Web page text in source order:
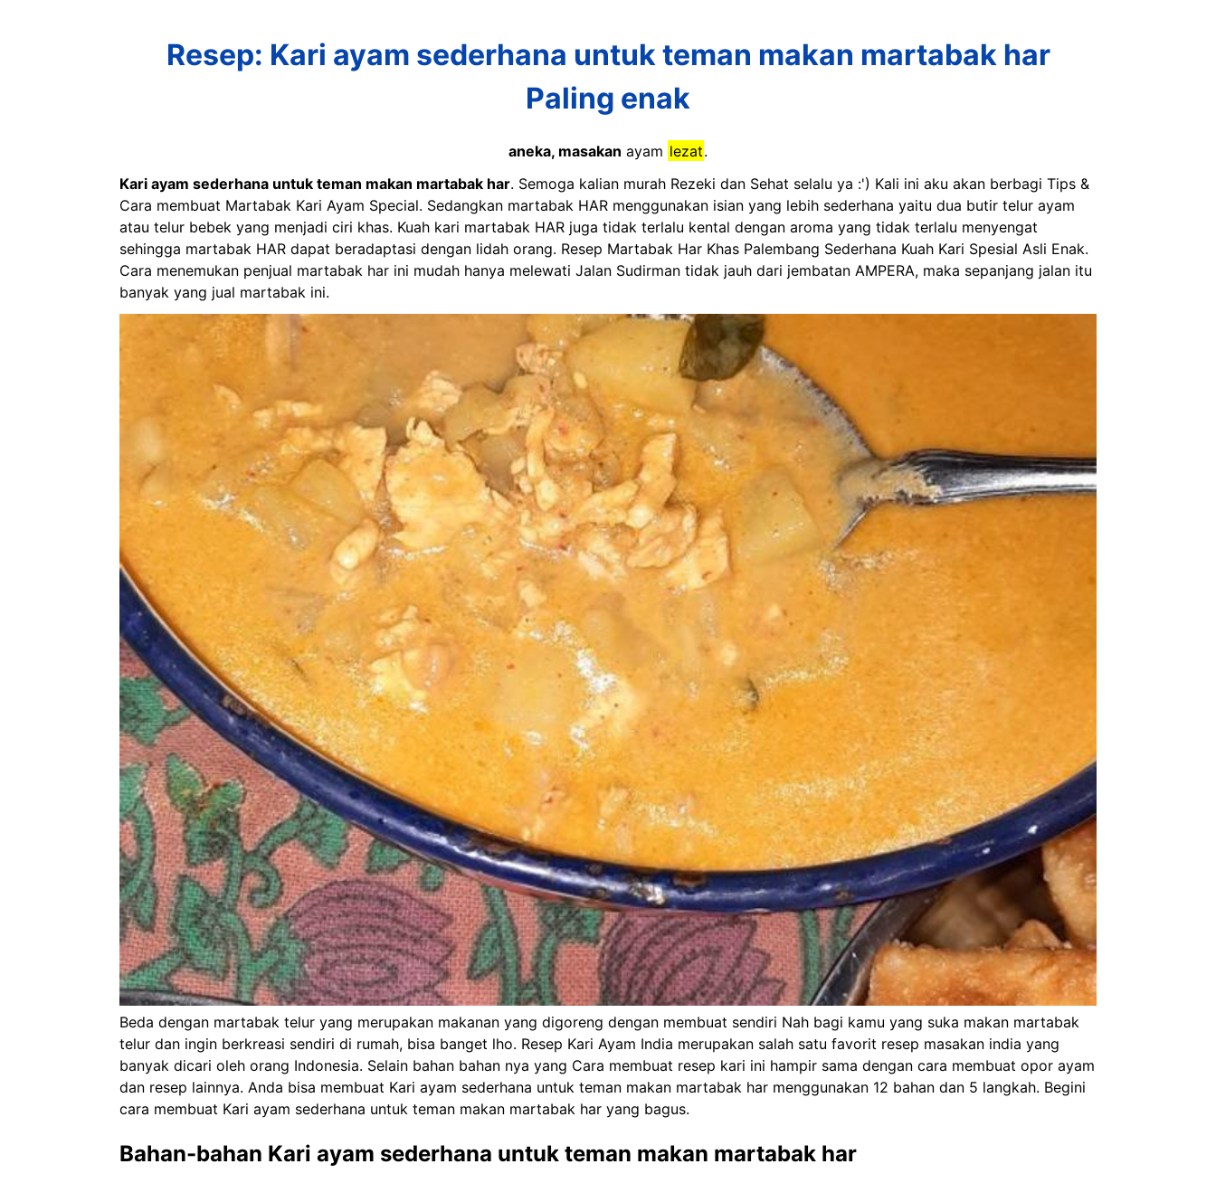
Resep: Kari ayam sederhana untuk teman makan martabak har
Paling enak
aneka, masakan ayam lezat.
Kari ayam sederhana untuk teman makan martabak har. Semoga kalian murah Rezeki dan Sehat selalu ya :') Kali ini aku akan berbagi Tips &
Cara membuat Martabak Kari Ayam Special. Sedangkan martabak HAR menggunakan isian yang lebih sederhana yaitu dua butir telur ayam
atau telur bebek yang menjadi ciri khas. Kuah kari martabak HAR juga tidak terlalu kental dengan aroma yang tidak terlalu menyengat
sehingga martabak HAR dapat beradaptasi dengan lidah orang. Resep Martabak Har Khas Palembang Sederhana Kuah Kari Spesial Asli Enak.
Cara menemukan penjual martabak har ini mudah hanya melewati Jalan Sudirman tidak jauh dari jembatan AMPERA, maka sepanjang jalan itu
banyak yang jual martabak ini.
Beda dengan martabak telur yang merupakan makanan yang digoreng dengan membuat sendiri Nah bagi kamu yang suka makan martabak
telur dan ingin berkreasi sendiri di rumah, bisa banget lho. Resep Kari Ayam India merupakan salah satu favorit resep masakan india yang
banyak dicari oleh orang Indonesia. Selain bahan bahan nya yang Cara membuat resep kari ini hampir sama dengan cara membuat opor ayam
dan resep lainnya. Anda bisa membuat Kari ayam sederhana untuk teman makan martabak har menggunakan 12 bahan dan 5 langkah. Begini
cara membuat Kari ayam sederhana untuk teman makan martabak har yang bagus.
Bahan-bahan Kari ayam sederhana untuk teman makan martabak har